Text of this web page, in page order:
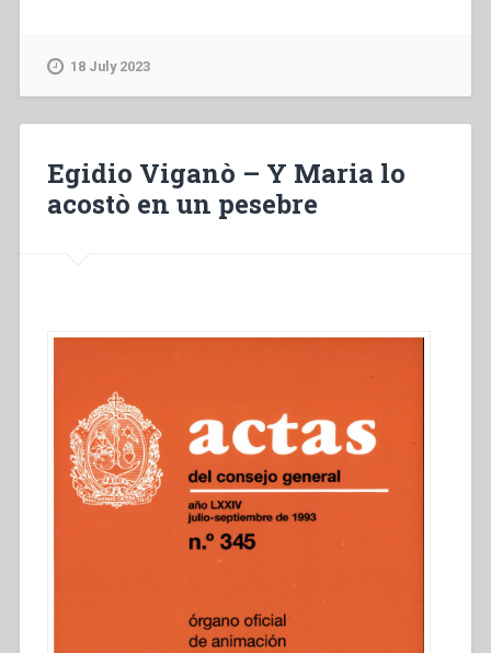
une
mangeoire”
18 July 2023
Egidio Viganò – Y Maria lo
acostò en un pesebre